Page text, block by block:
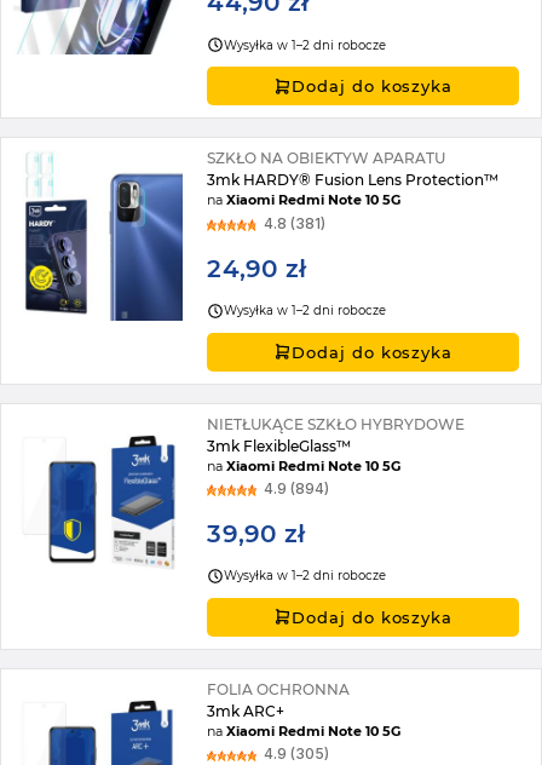
Wysyłka w 1–2 dni robocze
Dodaj do koszyka
SZKŁO NA OBIEKTYW APARATU
3mk HARDY® Fusion Lens Protection™
naXiaomi Redmi Note 10 5G
4.8 (381)
24,90 zł
Wysyłka w 1–2 dni robocze
Dodaj do koszyka
NIETŁUKĄCE SZKŁO HYBRYDOWE
3mk FlexibleGlass™
naXiaomi Redmi Note 10 5G
4.9 (894)
39,90 zł
Wysyłka w 1–2 dni robocze
Dodaj do koszyka
FOLIA OCHRONNA
3mk ARC+
naXiaomi Redmi Note 10 5G
4.9 (305)